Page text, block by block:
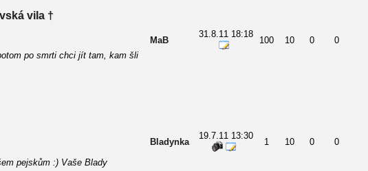
vila †
po smrti chci jít tam, kam šli
MaB
31.8.11 18:18
100 10 0 0
pejskům :) Vaše Blady
Bladynka
19.7.11 13:30
1 10 0 0